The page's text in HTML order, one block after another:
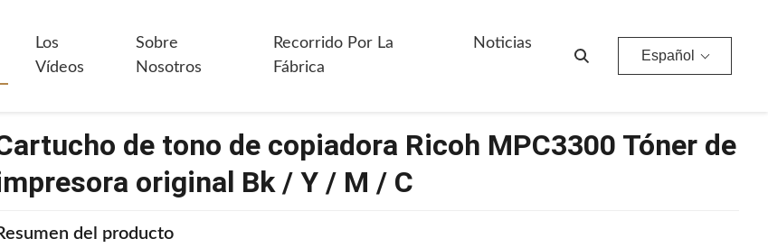
Los
Vídeos
Sobre
Nosotros
Recorrido Por La
Fábrica
Noticias
Español
de tono de copiadora Ricoh MPC3300 Tóner de
original Bk / Y / M / C
del producto